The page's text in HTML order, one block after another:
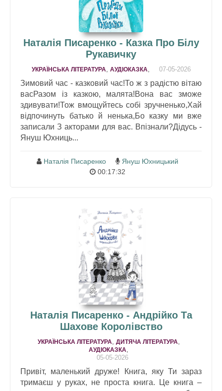
Наталія Писаренко - Казка Про Білу
Рукавичку
УКРАЇНСЬКА ЛІТЕРАТУРА, АУДІОКАЗКА, 07-05-2026
Зимовий час - казковий час!То ж з радістю вітаю
васРазом із казкою, малята!Вона вас зможе
здивувати!Тож вмощуйтесь собі зручненько,Хай
відпочинуть батько й ненька,Бо казку ми вже
записали З акторами для вас. Впізнали?Дідусь -
Януш Юхниць...
Наталія Писаренко
Януш Юхницький
00:17:32
Наталія Писаренко - Андрійко Та
Шахове Королівство
УКРАЇНСЬКА ЛІТЕРАТУРА, ДИТЯЧА ЛІТЕРАТУРА,
АУДІОКАЗКА,
05-05-2026
Привіт, маленький друже! Книга, яку Ти зараз
тримаєш у руках, не проста книга. Це книга –